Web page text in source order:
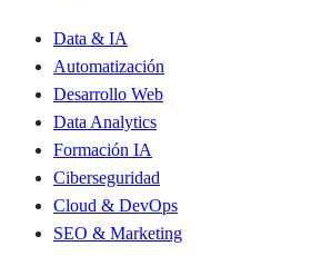
Data & IA
Automatización
Desarrollo Web
Data Analytics
Formación IA
Ciberseguridad
Cloud & DevOps
SEO & Marketing